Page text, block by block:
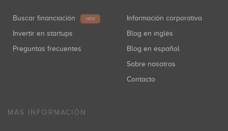
Buscar financiación NEW
Invertir en startups
Preguntas frecuentes
Información corporativa
Blog en inglés
Blog en español
Sobre nosotros
Contacto
MÁS INFORMACIÓN